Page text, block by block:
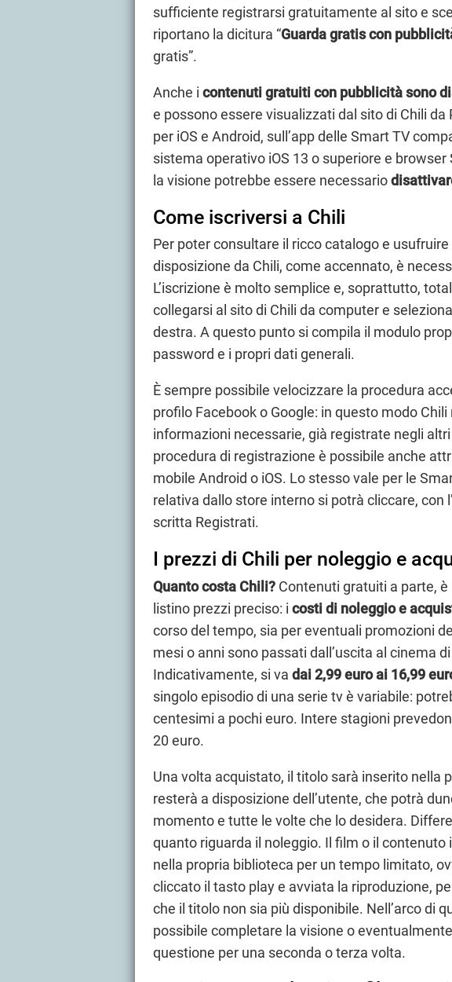
sufficiente registrarsi gratuitamente al sito e
riportano la dicitura “Guarda gratis con
gratis”.
Anche i contenuti gratuiti con pubblicità sono
e possono essere visualizzati dal sito di Chili da
per iOS e Android, sull’app delle Smart TV
sistema operativo iOS 13 o superiore e
la visione potrebbe essere necessario
Come iscriversi a Chili
Per poter consultare il ricco catalogo e
disposizione da Chili, come accennato, è
L’iscrizione è molto semplice e, soprattutto,
collegarsi al sito di Chili da computer e
destra. A questo punto si compila il modulo
password e i propri dati generali.
È sempre possibile velocizzare la procedura
profilo Facebook o Google: in questo modo
informazioni necessarie, già registrate negli
procedura di registrazione è possibile anche
mobile Android o iOS. Lo stesso vale per le
relativa dallo store interno si potrà cliccare, con
scritta Registrati.
I prezzi di Chili per noleggio e
Quanto costa Chili? Contenuti gratuiti a parte,
listino prezzi preciso: i costi di noleggio e
corso del tempo, sia per eventuali promozioni
mesi o anni sono passati dall’uscita al cinema
Indicativamente, si va dai 2,99 euro ai 16,99
singolo episodio di una serie tv è variabile:
centesimi a pochi euro. Intere stagioni
20 euro.
Una volta acquistato, il titolo sarà inserito nella
resterà a disposizione dell’utente, che potrà
momento e tutte le volte che lo desidera.
quanto riguarda il noleggio. Il film o il
nella propria biblioteca per un tempo limitato,
cliccato il tasto play e avviata la riproduzione,
che il titolo non sia più disponibile. Nell’arco di
possibile completare la visione o
questione per una seconda o terza volta.